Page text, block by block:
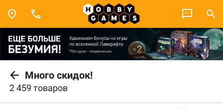
Много скидок!
2 459 товаров